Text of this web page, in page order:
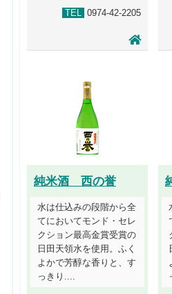
TEL 0974-42-2205
純米酒 西の誉
水は仕込みの段階から全
てにおいてモンド・セレ
クション最高金賞受賞の
日田天領水を使用。ふく
よかで芳醇な香りと、す
っきり....